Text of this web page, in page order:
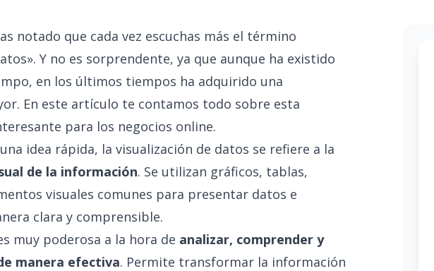
notado que cada vez escuchas más el término
Y no es sorprendente, ya que aunque ha existido
en los últimos tiempos ha adquirido una
En este artículo te contamos todo sobre esta
para los negocios online.
idea rápida, la visualización de datos se refiere a la
de la información. Se utilizan gráficos, tablas,
visuales comunes para presentar datos e
clara y comprensible.
muy poderosa a la hora de analizar, comprender y
manera efectiva. Permite transformar la información